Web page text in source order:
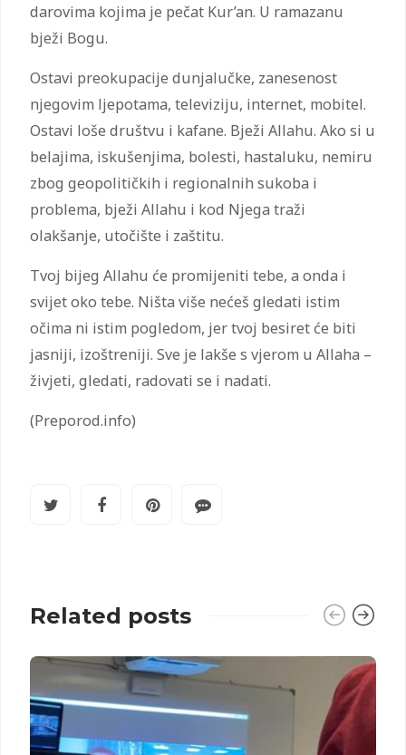
darovima kojima je pečat Kur’an. U ramazanu
bježi Bogu.
Ostavi preokupacije dunjalučke, zanesenost
njegovim ljepotama, televiziju, internet, mobitel.
Ostavi loše društvu i kafane. Bježi Allahu. Ako si u
belajima, iskušenjima, bolesti, hastaluku, nemiru
zbog geopolitičkih i regionalnih sukoba i
problema, bježi Allahu i kod Njega traži
olakšanje, utočište i zaštitu.
Tvoj bijeg Allahu će promijeniti tebe, a onda i
svijet oko tebe. Ništa više nećeš gledati istim
očima ni istim pogledom, jer tvoj besiret će biti
jasniji, izoštreniji. Sve je lakše s vjerom u Allaha –
živjeti, gledati, radovati se i nadati.
(Preporod.info)
Related posts